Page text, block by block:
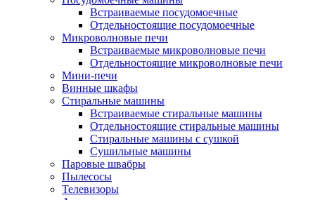
Встраиваемые посудомоечные
Отдельностоящие посудомоечные
Микроволновые печи
Встраиваемые микроволновые печи
Отдельностоящие микроволновые печи
Мини-печи
Винные шкафы
Стиральные машины
Встраиваемые стиральные машины
Отдельностоящие стиральные машины
Стиральные машины с сушкой
Сушильные машины
Паровые швабры
Пылесосы
Телевизоры